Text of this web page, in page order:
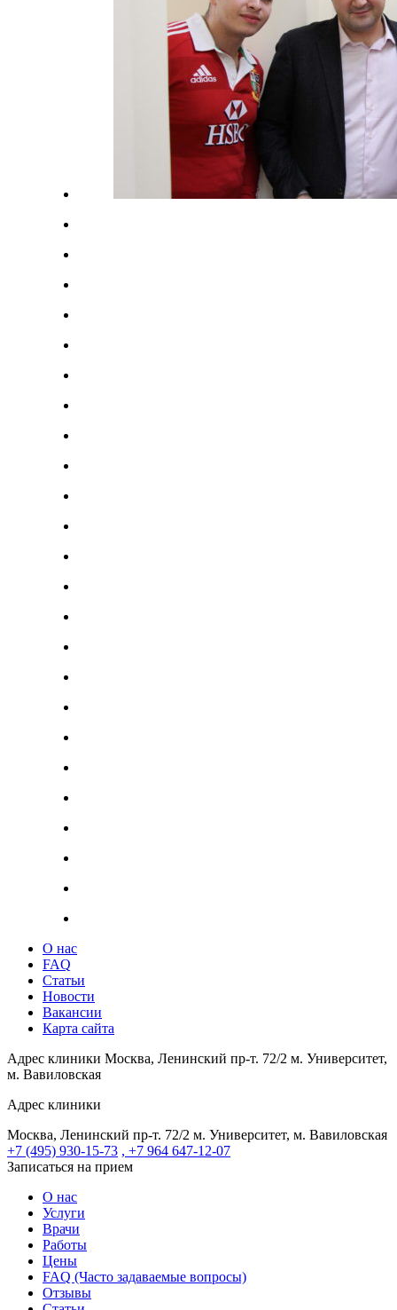
О нас
FAQ
Статьи
Новости
Вакансии
Карта сайта
Адрес клиники Москва, Ленинский пр-т. 72/2 м. Университет,
м. Вавиловская
Адрес клиники
Москва, Ленинский пр-т. 72/2 м. Университет, м. Вавиловская
+7 (495) 930-15-73 , +7 964 647-12-07
Записаться на прием
О нас
Услуги
Врачи
Работы
Цены
FAQ (Часто задаваемые вопросы)
Отзывы